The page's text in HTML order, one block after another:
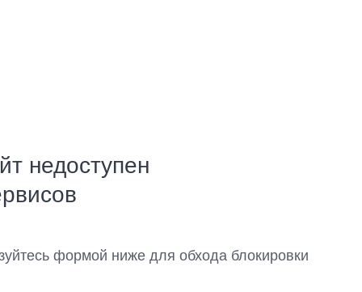
недоступен
формой ниже для обхода блокировки